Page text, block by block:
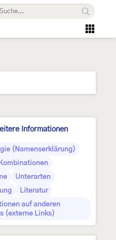
Informationen
(Namenserklärung)
Unterarten
Literatur
auf anderen
(externe Links)